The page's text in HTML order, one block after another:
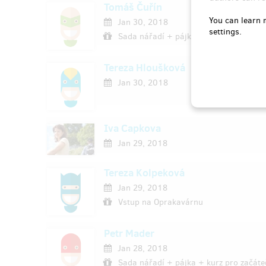
You can learn
settings.
Tomáš Čuřín
Jan 30, 2018
Sada nářadí + pájka + kurz pro
Tereza Hloušková
Jan 30, 2018
Iva Capkova
Jan 29, 2018
Tereza Kolpeková
Jan 29, 2018
Vstup na Oprakavárnu
Petr Mader
Jan 28, 2018
Sada nářadí + pájka + kurz pro